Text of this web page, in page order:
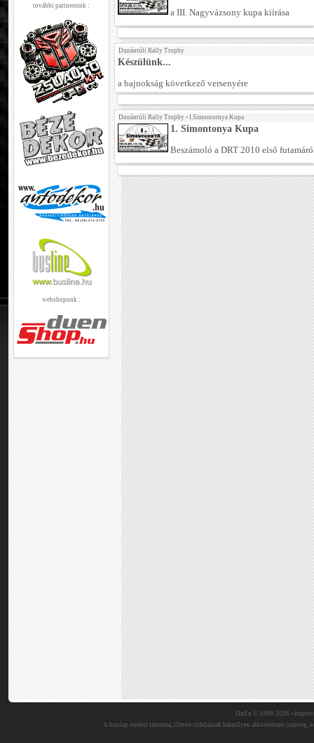
további partnereink :
webshopunk :
a III. Nagyvázsony kupa kiírása
Dunántúli Rally Trophy
Készülünk...
a bajnokság következő versenyére
Dunántúli Rally Trophy • I.Simontornya Kupa
1. Simontonya Kupa
Beszámoló a DRT 2010 első
DuEn © 1999-2026 •
A honlap eredeti tartalma, illetve oldalainak bármilyen alkotóeleme (szöveg,